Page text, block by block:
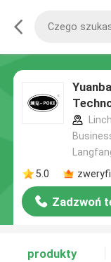
5.0
Zadzwoń
produkty